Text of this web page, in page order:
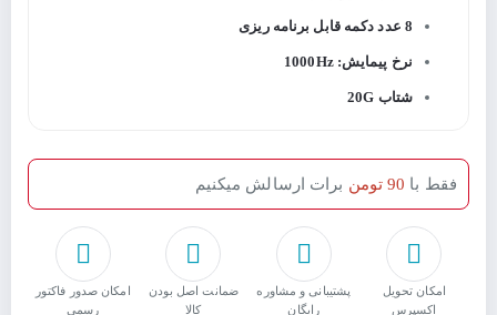
8 عدد دکمه قابل برنامه ریزی
نرخ پیمایش: 1000Hz
شتاب 20G
امکان تحویل
اکسپرس
پشتیبانی و مشاوره
رایگان
ﺿﻤﺎﻧﺖ اﺻﻞ ﺑﻮدن
ﮐﺎﻟﺎ
امکان صدور فاکتور
رسمی
فقط با 90 تومن برات ارسالش میکنیم